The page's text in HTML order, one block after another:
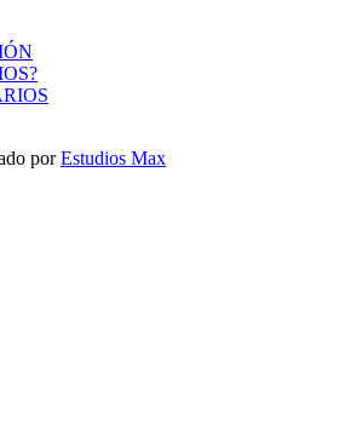
porEstudios Max